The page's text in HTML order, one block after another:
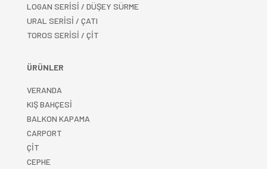
LOGAN SERİSİ / DÜŞEY SÜRME
URAL SERİSİ / ÇATI
TOROS SERİSİ / ÇİT
ÜRÜNLER
VERANDA
KIŞ BAHÇESİ
BALKON KAPAMA
CARPORT
ÇİT
CEPHE